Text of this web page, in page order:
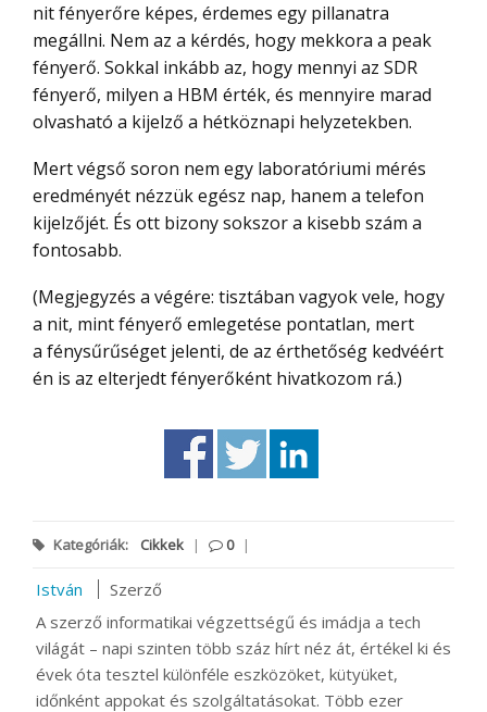
nit fényerőre képes, érdemes egy pillanatra
megállni. Nem az a kérdés, hogy mekkora a peak
fényerő. Sokkal inkább az, hogy mennyi az SDR
fényerő, milyen a HBM érték, és mennyire marad
olvasható a kijelző a hétköznapi helyzetekben.
Mert végső soron nem egy laboratóriumi mérés
eredményét nézzük egész nap, hanem a telefon
kijelzőjét. És ott bizony sokszor a kisebb szám a
fontosabb.
(Megjegyzés a végére: tisztában vagyok vele, hogy
a nit, mint fényerő emlegetése pontatlan, mert
a fénysűrűséget jelenti, de az érthetőség kedvéért
én is az elterjedt fényerőként hivatkozom rá.)
Kategóriák: Cikkek | 0 |
István
Szerző
A szerző informatikai végzettségű és imádja a tech
világát – napi szinten több száz hírt néz át, értékel ki és
évek óta tesztel különféle eszközöket, kütyüket,
időnként appokat és szolgáltatásokat. Több ezer